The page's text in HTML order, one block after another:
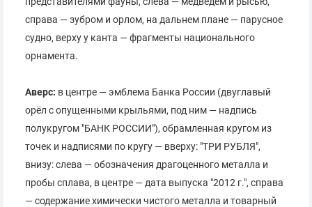
справа — зубром и орлом, на дальнем плане — парусное
судно, верху у канта — фрагменты национального
орнамента.
Аверс: в центре — эмблема Банка России (двуглавый
орёл с опущенными крыльями, под ним — надпись
полукругом "БАНК РОССИИ"), обрамленная кругом из
точек и надписями по кругу — вверху: "ТРИ РУБЛЯ",
внизу: слева — обозначения драгоценного металла и
пробы сплава, в центре — дата выпуска "2012 г.", справа
— содержание химически чистого металла и товарный